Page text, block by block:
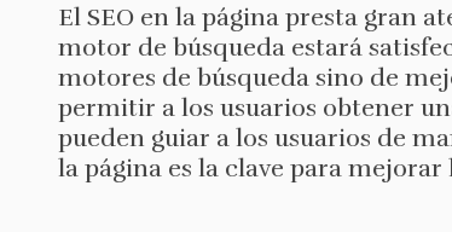
El SEO en la página presta gran
motor de búsqueda estará
motores de búsqueda sino de
permitir a los usuarios obtener
pueden guiar a los usuarios de
la página es la clave para